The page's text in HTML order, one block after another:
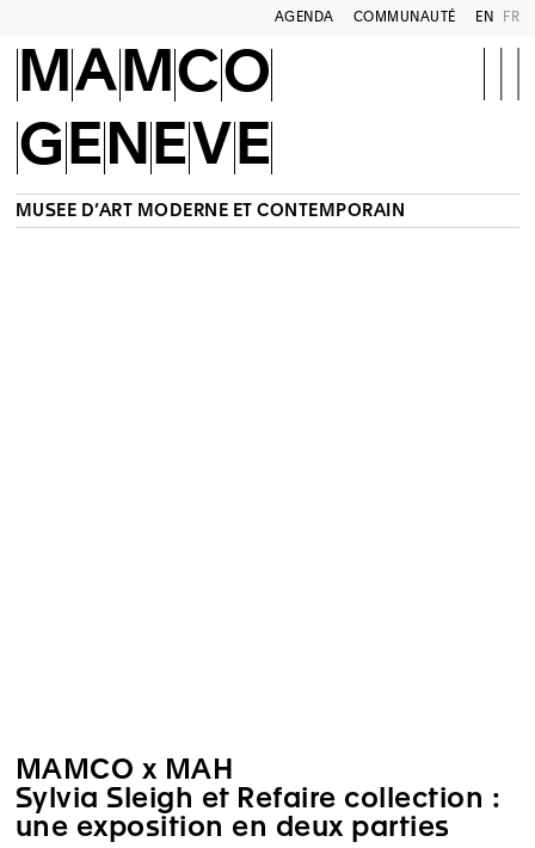
AGENDA COMMUNAUTÉ EN FR
MAMCO
GENEVE
MUSÉE D’ART MODERNE ET CONTEMPORAIN
MAMCO x MAH
Sylvia Sleigh et Refaire collection :
une exposition en deux parties